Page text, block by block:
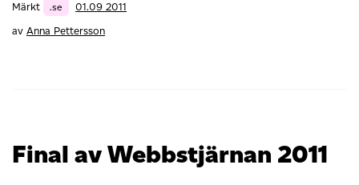
Märkt .se
01.09 2011
av Anna Pettersson
Final av Webbstjärnan 2011